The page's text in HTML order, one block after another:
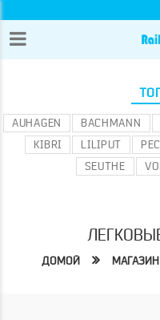
AUHAGEN BACHMANN
KIBRI
LILIPUT
SEUTHE
ДОМОЙ МАГАЗИН